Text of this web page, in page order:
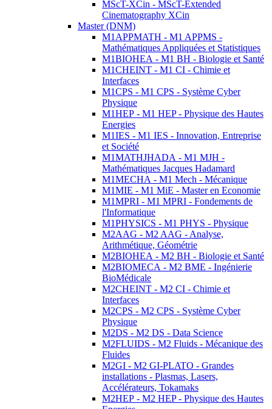
MScT-XCin - MScT-Extended
Cinematography XCin
Master (DNM)
M1APPMATH - M1 APPMS -
Mathématiques Appliquées et Statistiques
M1BIOHEA - M1 BH - Biologie et Santé
M1CHEINT - M1 CI - Chimie et
Interfaces
M1CPS - M1 CPS - Système Cyber
Physique
M1HEP - M1 HEP - Physique des Hautes
Energies
M1IES - M1 IES - Innovation, Entreprise
et Société
M1MATHJHADA - M1 MJH -
Mathématiques Jacques Hadamard
M1MECHA - M1 Mech - Mécanique
M1MIE - M1 MiE - Master en Economie
M1MPRI - M1 MPRI - Fondements de
l'Informatique
M1PHYSICS - M1 PHYS - Physique
M2AAG - M2 AAG - Analyse,
Arithmétique, Géométrie
M2BIOHEA - M2 BH - Biologie et Santé
M2BIOMECA - M2 BME - Ingénierie
BioMédicale
M2CHEINT - M2 CI - Chimie et
Interfaces
M2CPS - M2 CPS - Système Cyber
Physique
M2DS - M2 DS - Data Science
M2FLUIDS - M2 Fluids - Mécanique des
Fluides
M2GI - M2 GI-PLATO - Grandes
installations - Plasmas, Lasers,
Accélérateurs, Tokamaks
M2HEP - M2 HEP - Physique des Hautes